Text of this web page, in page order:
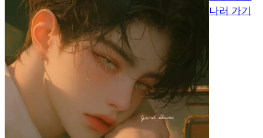
나러 가기